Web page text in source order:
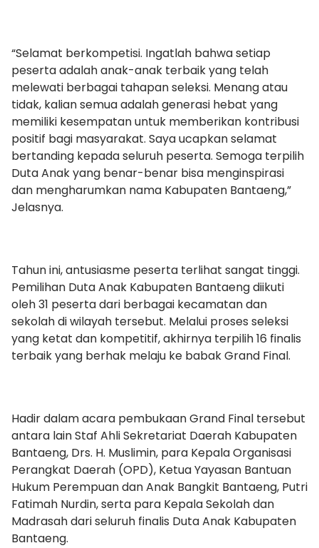
“Selamat berkompetisi. Ingatlah bahwa setiap
peserta adalah anak-anak terbaik yang telah
melewati berbagai tahapan seleksi. Menang atau
tidak, kalian semua adalah generasi hebat yang
memiliki kesempatan untuk memberikan kontribusi
positif bagi masyarakat. Saya ucapkan selamat
bertanding kepada seluruh peserta. Semoga terpilih
Duta Anak yang benar-benar bisa menginspirasi
dan mengharumkan nama Kabupaten Bantaeng,”
Jelasnya.
Tahun ini, antusiasme peserta terlihat sangat tinggi.
Pemilihan Duta Anak Kabupaten Bantaeng diikuti
oleh 31 peserta dari berbagai kecamatan dan
sekolah di wilayah tersebut. Melalui proses seleksi
yang ketat dan kompetitif, akhirnya terpilih 16 finalis
terbaik yang berhak melaju ke babak Grand Final.
Hadir dalam acara pembukaan Grand Final tersebut
antara lain Staf Ahli Sekretariat Daerah Kabupaten
Bantaeng, Drs. H. Muslimin, para Kepala Organisasi
Perangkat Daerah (OPD), Ketua Yayasan Bantuan
Hukum Perempuan dan Anak Bangkit Bantaeng, Putri
Fatimah Nurdin, serta para Kepala Sekolah dan
Madrasah dari seluruh finalis Duta Anak Kabupaten
Bantaeng.